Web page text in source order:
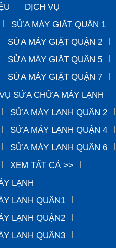
DỊCH VỤ
SỬA MÁY GIẶT QUẬN 1
SỬA MÁY GIẶT QUẬN 2
SỬA MÁY GIẶT QUẬN 5
SỬA MÁY GIẶT QUẬN 7
SỬA CHỮA MÁY LẠNH
SỬA MÁY LẠNH QUẬN 2
SỬA MÁY LẠNH QUẬN 4
SỬA MÁY LẠNH QUẬN 6
XEM TẤT CẢ >>
LẠNH
LẠNH QUẬN1
LẠNH QUẬN2
LẠNH QUẬN3